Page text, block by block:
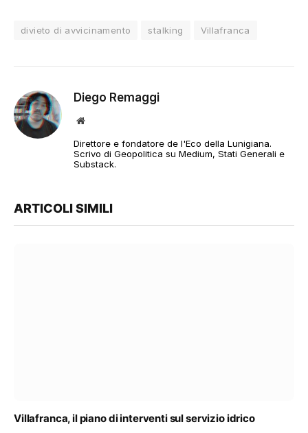
divieto di avvicinamento stalking Villafranca
Diego Remaggi
Sito
Direttore e fondatore de l'Eco della Lunigiana.
Scrivo di Geopolitica su Medium, Stati Generali e
Substack.
ARTICOLI SIMILI
Villafranca, il piano di interventi sul servizio idrico